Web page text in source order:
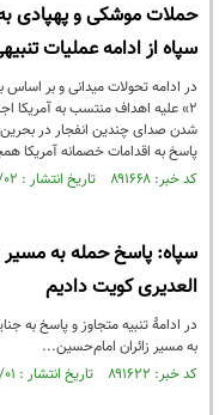
حملات موشکی و پهپادی به
سپاه از ادامه عملیات
در ادامه تحولات میدانی و بر
۲» علیه اهداف منتسب به آمریکا
شدن صدای چندین انفجار در بحرین
پاسخ به اقدامات خصمانه آمریکا
کد خبر: ۸۹۱۶۶۸ تاریخ انتشار : ۱۴۰۵/۰۵/۰۲
سپاه: پاسخ حمله به مسیر
العدیری کویت دادیم
در ادامهٔ تنبیه متجاوز و پاسخ به
به مسیر زائران امام‌حسین...
کد خبر: ۸۹۱۶۲۲ تاریخ انتشار : ۱۴۰۵/۰۵/۰۱